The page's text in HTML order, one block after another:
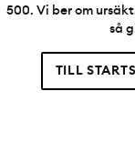
500. Vi ber om
så
TILL